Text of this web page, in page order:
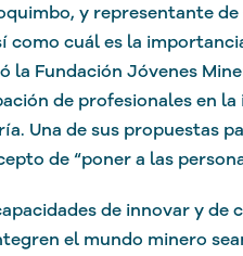
y representante
como cuál es la
la Fundación Jóvenes
de profesionales en
Una de sus propuestas
de “poner a las
de innovar y de
el mundo minero